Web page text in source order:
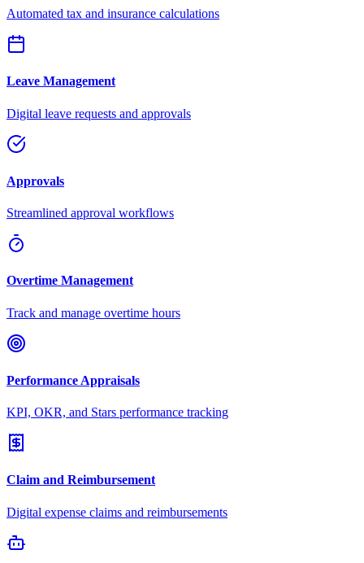
Automated tax and insurance calculations
Leave Management
Digital leave requests and approvals
Approvals
Streamlined approval workflows
Overtime Management
Track and manage overtime hours
Performance Appraisals
KPI, OKR, and Stars performance tracking
Claim and Reimbursement
Digital expense claims and reimbursements